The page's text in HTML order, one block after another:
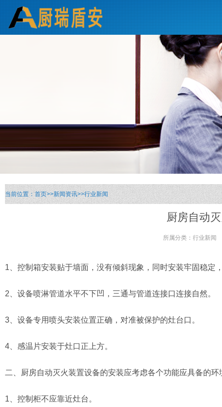
当前位置：首页>>新闻资讯>>行业新闻
厨房自动
所属分类： 行业新闻
1、控制箱安装贴于墙面，没有倾斜现象，同时安装牢固稳定
2、设备喷淋管道水平不下凹，三通与管道连接口连接自然。
3、设备专用喷头安装位置正确，对准被保护的灶台口。
4、感温片安装于灶口正上方。
二、厨房自动灭火装置设备的安装应考虑各个功能应具备的环
1、控制柜不应靠近灶台。